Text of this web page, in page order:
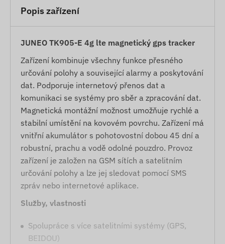
Popis zařízení
JUNEO TK905-E 4g lte magnetický gps tracker
Zařízení kombinuje všechny funkce přesného
určování polohy a související alarmy a poskytování
dat. Podporuje internetový přenos dat a
komunikaci se systémy pro sběr a zpracování dat.
Magnetická montážní možnost umožňuje rychlé a
stabilní umístění na kovovém povrchu. Zařízení má
vnitřní akumulátor s pohotovostní dobou 45 dní a
robustní, prachu a vodě odolné pouzdro. Provoz
zařízení je založen na GSM sítích a satelitním
určování polohy a lze jej sledovat pomocí SMS
zpráv nebo internetové aplikace.
Služby, vlastnosti
Spolupráce s více satelitními systémy (GPS,
BEIDOU)